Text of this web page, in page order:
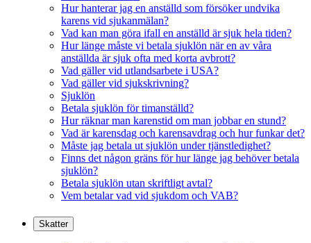
Hur hanterar jag en anställd som försöker undvika
karens vid sjukanmälan?
Vad kan man göra ifall en anställd är sjuk hela tiden?
Hur länge måste vi betala sjuklön när en av våra
anställda är sjuk ofta med korta avbrott?
Vad gäller vid utlandsarbete i USA?
Vad gäller vid sjukskrivning?
Sjuklön
Betala sjuklön för timanställd?
Hur räknar man karenstid om man jobbar en stund?
Vad är karensdag och karensavdrag och hur funkar det?
Måste jag betala ut sjuklön under tjänstledighet?
Finns det någon gräns för hur länge jag behöver betala
sjuklön?
Betala sjuklön utan skriftligt avtal?
Vem betalar vad vid sjukdom och VAB?
Skatter